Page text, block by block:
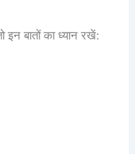
इन बातों का ध्यान रखें: